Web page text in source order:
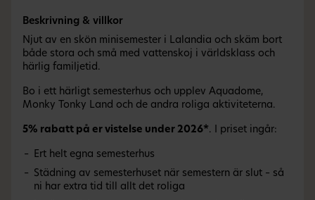
Beskrivning & villkor
Njut av en skön minisemester i Lalandia och skäm bort
både stora och små med vattenskoj i världsklass och
härlig familjetid.
Bo i ett härligt semesterhus och upplev Aquadome,
Monky Tonky Land och de andra roliga aktiviteterna.
5% rabatt på er vistelse under 2026*. I priset ingår:
Ert helt egna semesterhus
Städning av semesterhuset när semestern är slut – så
ni har extra tid till allt det roliga